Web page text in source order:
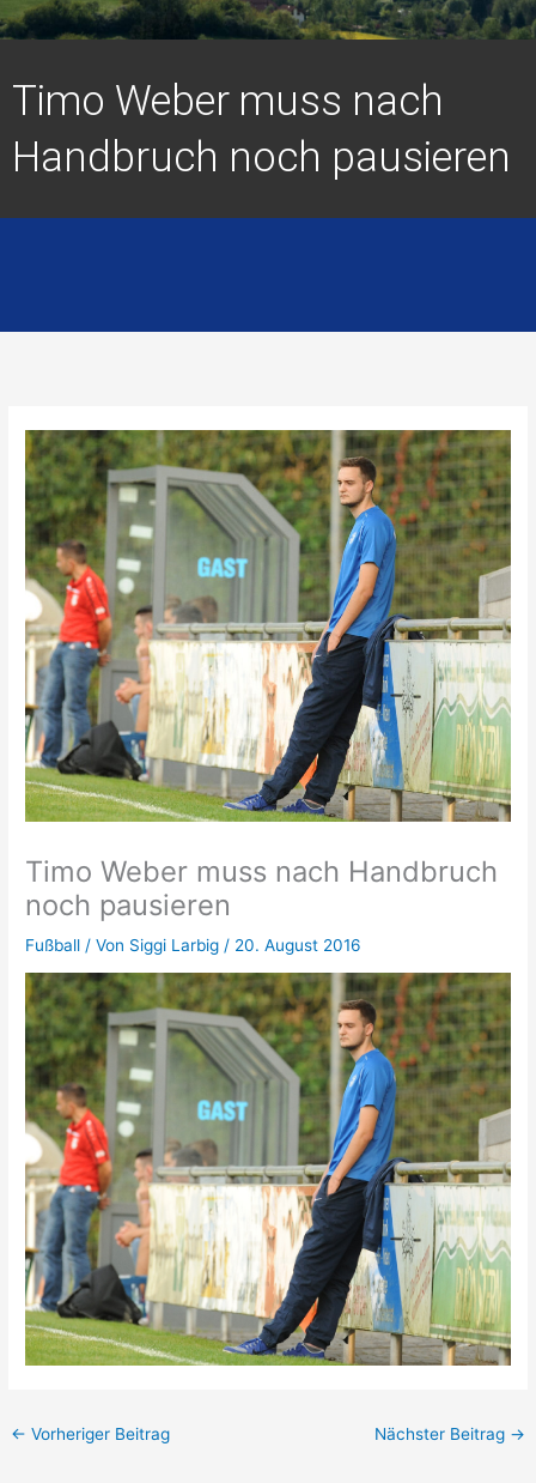
Timo Weber muss nach
Handbruch noch pausieren
Timo Weber muss nach Handbruch
noch pausieren
Fußball / Von Siggi Larbig / 20. August 2016
← Vorheriger Beitrag Nächster Beitrag →